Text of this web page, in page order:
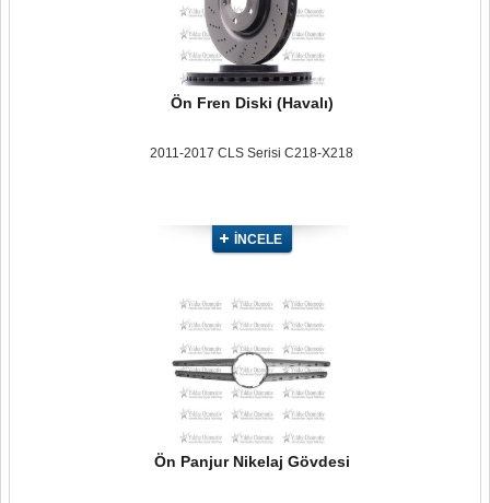
Ön Fren Diski (Havalı)
2011-2017 CLS Serisi C218-X218
İNCELE
Ön Panjur Nikelaj Gövdesi